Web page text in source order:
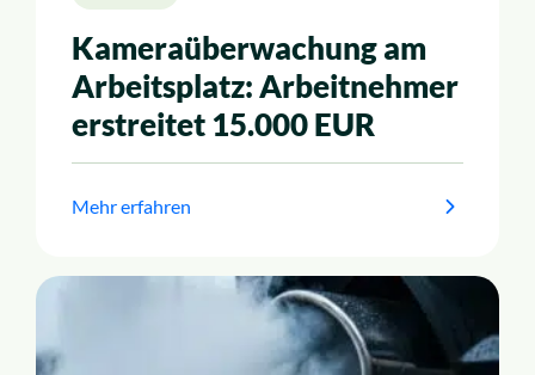
Kameraüberwachung am
Arbeitsplatz: Arbeitnehmer
erstreitet 15.000 EUR
Mehr erfahren